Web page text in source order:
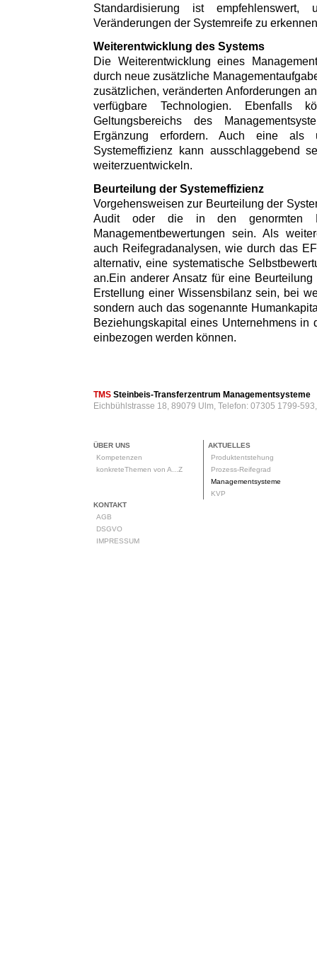
Standardisierung ist
Veränderungen der Systemreife zu
Weiterentwicklung des Systems
Die Weiterentwicklung eines
durch neue zusätzliche
zusätzlichen, veränderten Anforderungen
verfügbare Technologien. Ebenfalls
Geltungsbereichs des
Ergänzung erfordern. Auch eine als
Systemeffizienz kann ausschlaggebend
weiterzuentwickeln.
Beurteilung der Systemeffizienz
Vorgehensweisen zur Beurteilung der
Audit oder die in den genormten
Managementbewertungen sein. Als
auch Reifegradanalysen, wie durch das
alternativ, eine systematische
an.Ein anderer Ansatz für eine
Erstellung einer Wissensbilanz sein, bei
sondern auch das sogenannte
Beziehungskapital eines Unternehmens in
einbezogen werden können.
TMS Steinbeis-Transferzentrum Managementsysteme
Eichbühlstrasse 18, 89079 Ulm, Telefon: 07305 1799-
ÜBER UNS
Kompetenzen
konkreteThemen von A...Z
AKTUELLES
Produktentstehung
Prozess-Reifegrad
Managementsysteme
KVP
KONTAKT
AGB
DSGVO
IMPRESSUM